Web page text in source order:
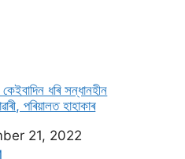
ধৰি সন্ধানহীন
পৰিয়ালত হাহাকাৰ
21, 2022
to